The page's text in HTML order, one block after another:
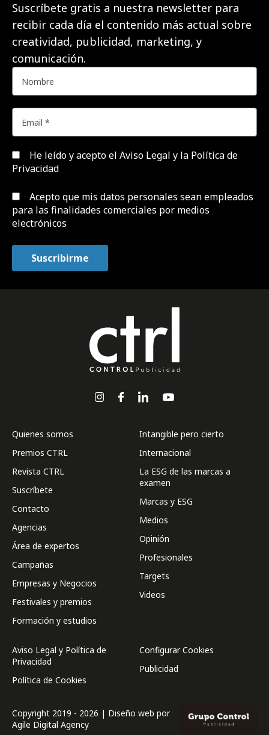
Suscríbete gratis a nuestra newsletter para
recibir cada día el contenido más actual sobre
creatividad, publicidad, marketing, y
comunicación.
He leído y acepto el Aviso Legal y la Política de
Privacidad
Acepto que mis datos personales sean empleados
para las finalidades comerciales por medios
electrónicos
Quienes somos
Premios CTRL
Revista CTRL
Suscríbete
Contacto
Agencias
Área de expertos
Campañas
Empresas y Negocios
Festivales y premios
Formación y estudios
Intangible pero cierto
Internacional
La ESG de las marcas a
examen
Marcas y ESG
Medios
Opinión
Profesionales
Targets
Videos
Aviso Legal y Política de
Privacidad
Política de Cookies
Configurar Cookies
Publicidad
Copyright 2019 - 2026 | Diseño web por
Agile Digital Agency